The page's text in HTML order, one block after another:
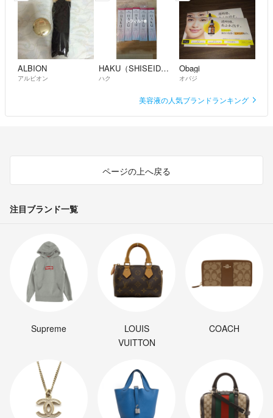
ALBION
アルビオン
HAKU（SHISEIDO）
ハク
Obagi
オバジ
美容液の人気ブランドランキング
ページの上へ戻る
注目ブランド一覧
Supreme
LOUIS
VUITTON
COACH